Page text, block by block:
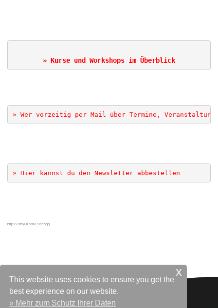
» Kurse und Workshops im Überblick
» Wer vorzeitig per Mail über Termine,
» Hier kannst du den Newsletter abbestellen
https://tinyurl.com/23c65ojq
This website uses cookies to ensure you get the
best experience on our website.
» Mehr zum Schutz Ihrer Daten
x